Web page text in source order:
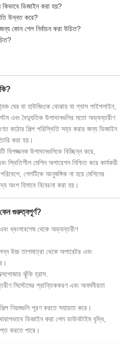
কিভাবে ডিজাইন করা হয়?
উন্নত করে?
কোন শেল নির্বাচন করা উচিত?
ঘের বা হাউজিংকে বোঝায় যা গ্যাস পাইপলাইন,
এবং বৈদ্যুতিক উপাদানগুলির মতো অভ্যন্তরীণ
কঠোর শিল্প পরিস্থিতি সহ্য করার জন্য ডিজাইন
করা হয়।
বিপজ্জনক উপাদানগুলিকে বিচ্ছিন্ন করে,
স্থিতিশীল মেশিন অপারেশন নিশ্চিত করে কার্যকরী
শেলটিকে আনুষঙ্গিক না হয়ে মেশিনের
অংশ হিসাবে বিবেচনা করা হয়।
কেন গুরুত্বপূর্ণ?
ধ্বংসাবশেষ থেকে অভ্যন্তরীণ
উচ্চ তাপমাত্রা থেকে অপারেটর এবং
ঝুঁকি হ্রাস.
সিস্টেমের প্রান্তিককরণ এবং অনমনীয়তা
নিয়মগুলি পূরণ করতে সহায়তা করে।
ডিজাইন করা শেল ডাউনটাইম বৃদ্ধি,
করতে পারে।